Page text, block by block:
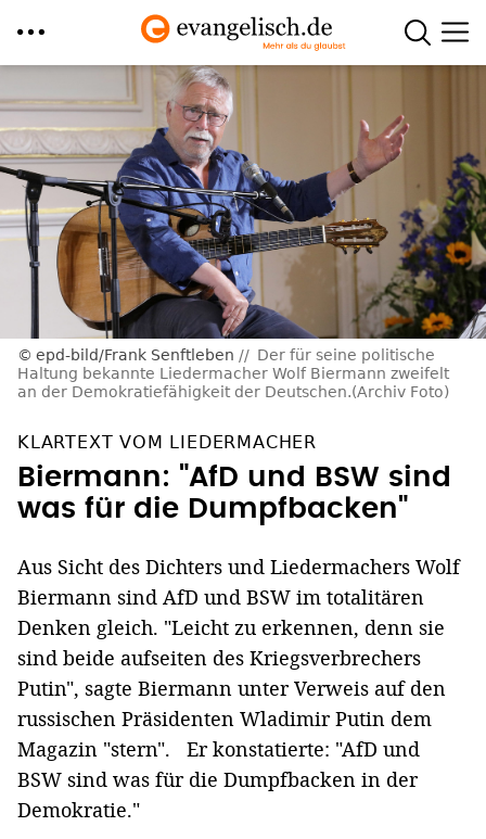
zum
Inhalt
epd-bild/Frank Senftleben
Der für seine politische
Haltung bekannte Liedermacher Wolf Biermann zweifelt
an der Demokratiefähigkeit der Deutschen.(Archiv Foto)
KLARTEXT VOM LIEDERMACHER
Biermann: "AfD und BSW sind
was für die Dumpfbacken"
Aus Sicht des Dichters und Liedermachers Wolf
Biermann sind AfD und BSW im totalitären
Denken gleich. "Leicht zu erkennen, denn sie
sind beide aufseiten des Kriegsverbrechers
Putin", sagte Biermann unter Verweis auf den
russischen Präsidenten Wladimir Putin dem
Magazin "stern". Er konstatierte: "AfD und
BSW sind was für die Dumpfbacken in der
Demokratie."